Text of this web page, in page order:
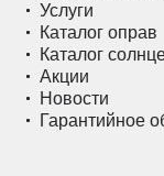
Услуги
Каталог оправ
Каталог
Акции
Новости
Гарантийное